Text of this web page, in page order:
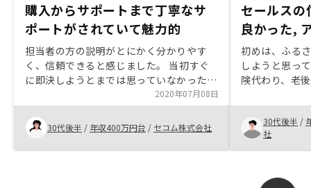
購入からサポートまで丁寧なサ
ポートがされていて魅力的
担当者の方の説明がとにかく分かりやす
く、信頼できると感じました。 当初すぐ
に即決しようとまでは思っていなかったの
ですが、マスタープランやワイドプラン等
会社のシステム自体にも魅力を感じ、買う
ならこの会社から買いたいと思い決断に踏
み切りました。 事実その後の対応等も懇
切丁寧で安心できます。
2020年07月08日
30代後半 / 年収400万円台 / セコム株式会社
セールス
良かった,
初めは、ふる
しようと思っ
険代わり、老
安であったが
で話してくれ
かったのでこ
した。説明不
30代後半 /
社